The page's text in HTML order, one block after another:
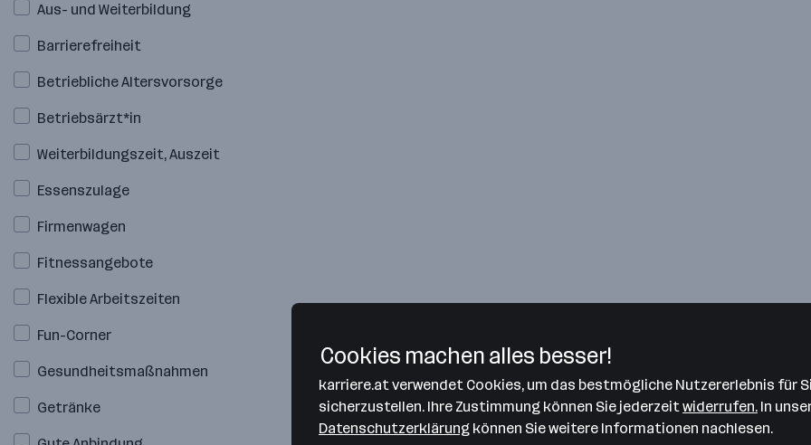
Aus- und Weiterbildung
Barrierefreiheit
Betriebliche Altersvorsorge
Betriebsärzt*in
Weiterbildungszeit, Auszeit
Essenszulage
Firmenwagen
Fitnessangebote
Flexible Arbeitszeiten
Fun-Corner
Gesundheitsmaßnahmen
Getränke
Cookies machen alles besser!
karriere.at verwendet Cookies, um das bestmögliche Nutzererlebnis für
sicherzustellen. Ihre Zustimmung können Sie jederzeitwiderrufen. In
Datenschutzerklärung können Sie weitere Informationen nachlesen.